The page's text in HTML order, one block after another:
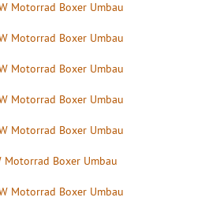
Motorrad Boxer Umbau
Motorrad Boxer Umbau
Motorrad Boxer Umbau
Motorrad Boxer Umbau
Motorrad Boxer Umbau
Motorrad Boxer Umbau
Motorrad Boxer Umbau